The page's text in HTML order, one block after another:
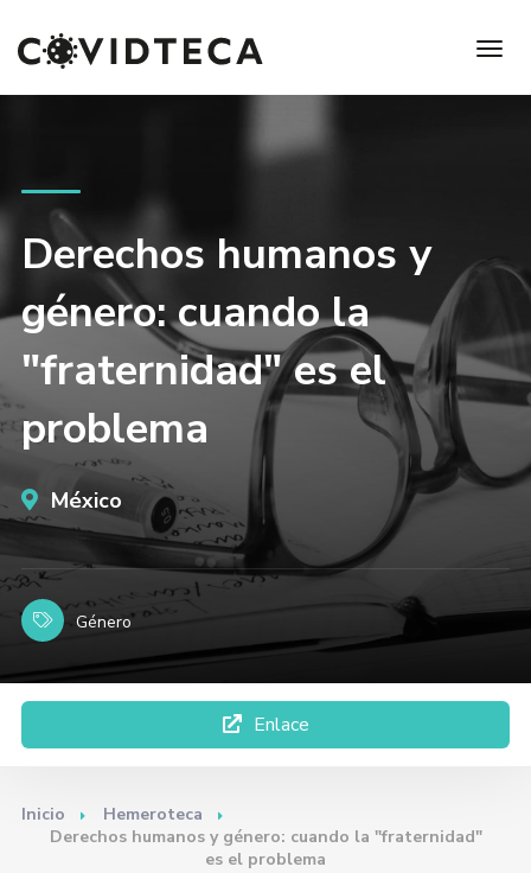
Derechos humanos y
género: cuando la
"fraternidad" es el
problema
México
Género
Enlace
Inicio
Hemeroteca
Derechos humanos y género: cuando la "fraternidad"
es el problema